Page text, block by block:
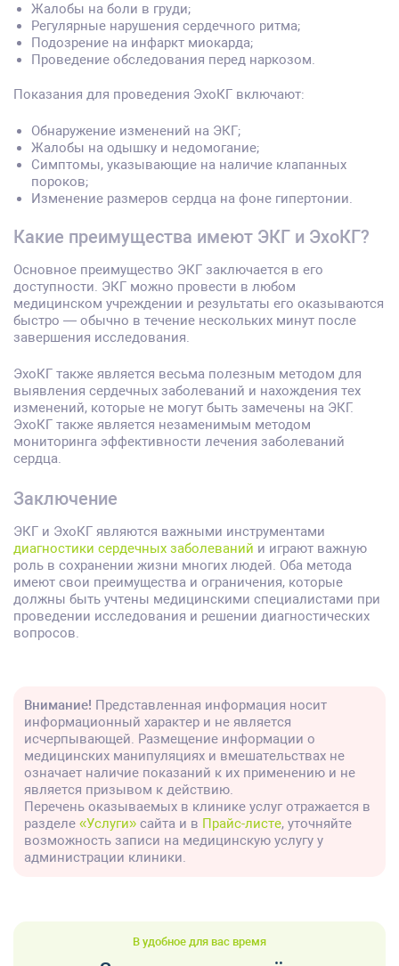
Жалобы на боли в груди;
Регулярные нарушения сердечного ритма;
Подозрение на инфаркт миокарда;
Проведение обследования перед наркозом.
Показания для проведения ЭхоКГ включают:
Обнаружение изменений на ЭКГ;
Жалобы на одышку и недомогание;
Симптомы, указывающие на наличие клапанных
пороков;
Изменение размеров сердца на фоне гипертонии.
Какие преимущества имеют ЭКГ и ЭхоКГ?
Основное преимущество ЭКГ заключается в его
доступности. ЭКГ можно провести в любом
медицинском учреждении и результаты его оказываются
быстро — обычно в течение нескольких минут после
завершения исследования.
ЭхоКГ также является весьма полезным методом для
выявления сердечных заболеваний и нахождения тех
изменений, которые не могут быть замечены на ЭКГ.
ЭхоКГ также является незаменимым методом
мониторинга эффективности лечения заболеваний
сердца.
Заключение
ЭКГ и ЭхоКГ являются важными инструментами
диагностики сердечных заболеваний и играют важную
роль в сохранении жизни многих людей. Оба метода
имеют свои преимущества и ограничения, которые
должны быть учтены медицинскими специалистами при
проведении исследования и решении диагностических
вопросов.
Внимание! Представленная информация носит
информационный характер и не является
исчерпывающей. Размещение информации о
медицинских манипуляциях и вмешательствах не
означает наличие показаний к их применению и не
является призывом к действию.
Перечень оказываемых в клинике услуг отражается в
разделе «Услуги» сайта и в Прайс-листе, уточняйте
возможность записи на медицинскую услугу у
администрации клиники.
В удобное для вас время